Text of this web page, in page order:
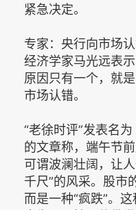
紧急决定。
专家：央行向市场
经济学家马光远表
原因只有一个，就
市场认错。
“老徐时评”发表名
的文章称，端午节
可谓波澜壮阔，让
千尺”的风采。股市
而是一种“疯跌”。